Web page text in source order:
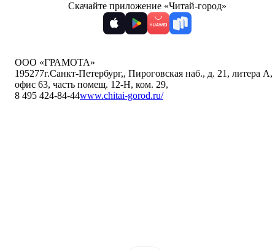
Скачайте приложение «Читай-город»
ООО «ГРАМОТА»
195277г.Санкт-Петербург,, Пироговская наб., д. 21, литера А,
офис 63, часть помещ. 12-Н, ком. 29,
8 495 424-84-44www.chitai-gorod.ru/